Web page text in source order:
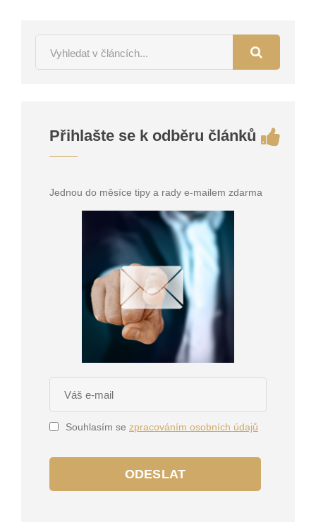
Přihlašte se k odběru článků
Jednou do měsíce tipy a rady e-mailem zdarma
Souhlasím se zpracováním osobních údajů
ODESLAT